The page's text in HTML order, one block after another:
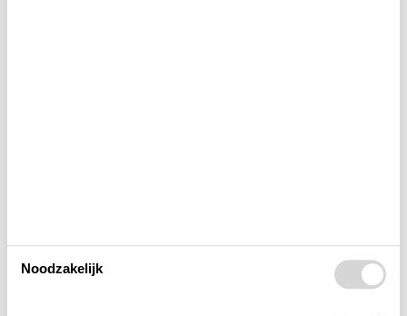
Toegang tot het vakantiehuis
Noodzakelijk